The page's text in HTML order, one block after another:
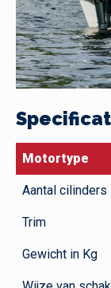
Motortype
Aantal cilinders
Trim
Gewicht in Kg